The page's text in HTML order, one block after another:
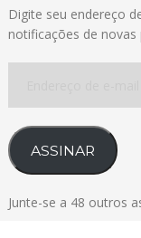
Digite seu endereço
notificações de novas
e-
mail
ASSINAR
Junte-se a 48 outros